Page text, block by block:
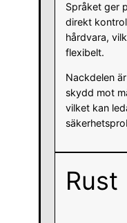
Språket ger
direkt
hårdvara,
flexibelt.
Nackdelen
skydd mot
vilket kan
Rust